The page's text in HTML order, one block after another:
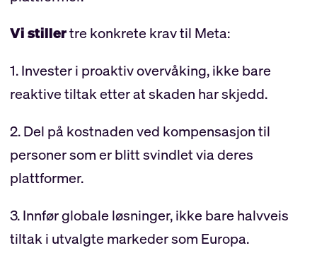
Vi stillertre konkrete krav til Meta:
1. Invester i proaktiv overvåking, ikke bare
reaktive tiltak etter at skaden har skjedd.
2. Del på kostnaden ved kompensasjon til
personer som er blitt svindlet via deres
plattformer.
3. Innfør globale løsninger, ikke bare halvveis
tiltak i utvalgte markeder som Europa.